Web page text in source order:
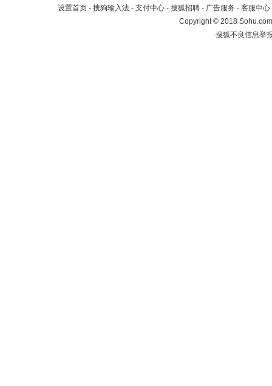
设置首页 - 搜狗输入法 - 支付中心 - 搜狐招聘 - 广告服务 - 客服中心
Copyright©2018
搜狐不良信息举